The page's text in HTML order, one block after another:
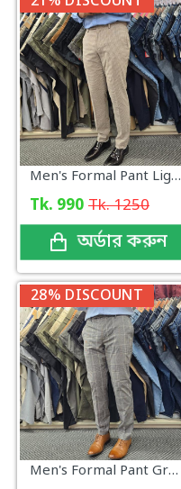
Men's Formal Pant Light Beige Micro Check Pattern
Tk. 990 Tk. 1250
অর্ডার করুন
28% DISCOUNT
Men's Formal Pant Grey Check